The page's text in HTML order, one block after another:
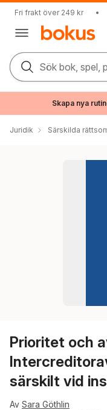
Fri frakt över 249 kr •
Sök bok, spel,
Skapa nya
Juridik Särskilda
Prioritet och
särskilt vid
Av Sara Göthlin